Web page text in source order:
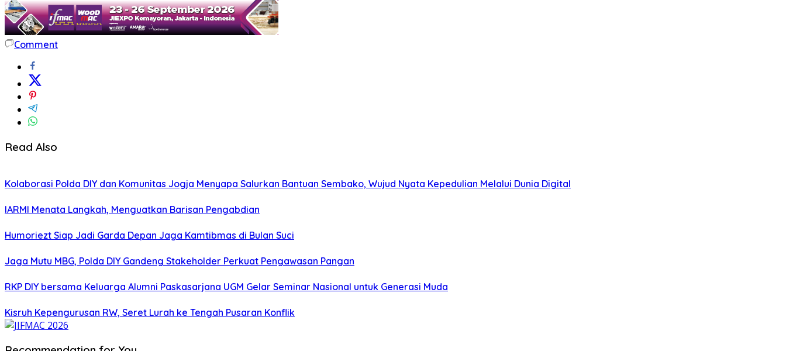
Comment
Read Also
Kolaborasi Polda DIY dan Komunitas Jogja Menyapa Salurkan Bantuan Sembako, Wujud Nyata Kepedulian Melalui Dunia Digital
IARMI Menata Langkah, Menguatkan Barisan Pengabdian
Humoriezt Siap Jadi Garda Depan Jaga Kamtibmas di Bulan Suci
Jaga Mutu MBG, Polda DIY Gandeng Stakeholder Perkuat Pengawasan Pangan
RKP DIY bersama Keluarga Alumni Paskasarjana UGM Gelar Seminar Nasional untuk Generasi Muda
Kisruh Kepengurusan RW, Seret Lurah ke Tengah Pusaran Konflik